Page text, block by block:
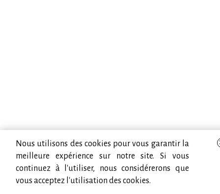
Nous utilisons des cookies pour vous garantir la
meilleure expérience sur notre site. Si vous
continuez à l'utiliser, nous considérerons que
vous acceptez l'utilisation des cookies.